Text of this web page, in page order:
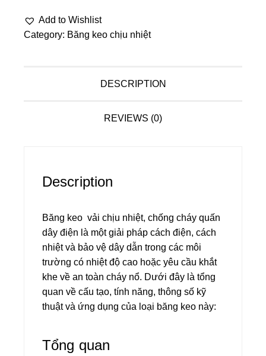
Add to Wishlist
Category: Băng keo chịu nhiệt
DESCRIPTION
REVIEWS (0)
Description
Băng keo vải chịu nhiệt, chống cháy quấn
dây điện là một giải pháp cách điện, cách
nhiệt và bảo vệ dây dẫn trong các môi
trường có nhiệt độ cao hoặc yêu cầu khắt
khe về an toàn cháy nổ. Dưới đây là tổng
quan về cấu tạo, tính năng, thông số kỹ
thuật và ứng dụng của loại băng keo này:
Tổng quan